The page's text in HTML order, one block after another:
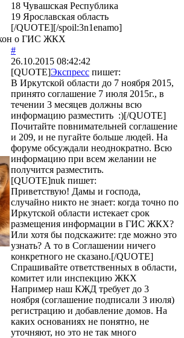
18 Чувашская Республика
19 Ярославская область
[/QUOTE][/spoil:3n1enamo]
о ГИС ЖКХ
#
26.10.2015 08:42:42
[QUOTE]Экспресс пишет:
В Иркутской области до 7 ноября 2015,
принято соглашение 7 июля 2015г., в
течении 3 месяцев должны всю
информацию разместить :)[/QUOTE]
Почитайте повнимательней соглашение
и 209, и не пугайте больше людей. На
форуме обсуждали неоднократно. Всю
информацию при всем желании не
получится разместить.
[QUOTE]nuk пишет:
Приветствую! Дамы и господа,
случайно никто не знает: когда точно по
Иркутской области истекает срок
размещения информации в ГИС ЖКХ?
Или хотя бы подскажите: где можно это
узнать? А то в Соглашении ничего
конкретного не сказано.[/QUOTE]
Спрашивайте ответственных в области,
комитет или инспекцию ЖКХ
Например наш КЖД требует до 3
ноября (соглашение подписали 3 июля)
регистрацию и добавление домов. На
каких основаниях не понятно, не
уточняют, но это не так много